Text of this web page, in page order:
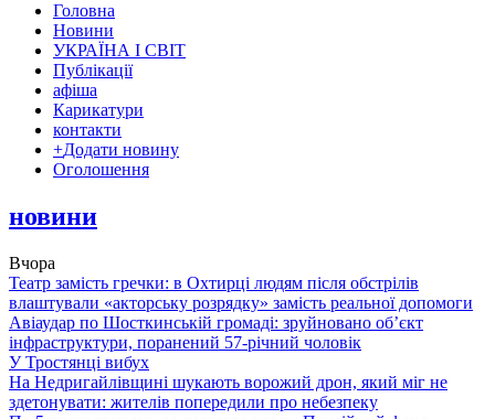
Головна
Новини
УКРАЇНА І СВІТ
Публікації
афіша
Карикатури
контакти
+Додати новину
Оголошення
новини
Вчора
Театр замість гречки: в Охтирці людям після обстрілів
влаштували «акторську розрядку» замість реальної допомоги
Авіаудар по Шосткинській громаді: зруйновано об’єкт
інфраструктури, поранений 57-річний чоловік
У Тростянці вибух
На Недригайлівщині шукають ворожий дрон, який міг не
здетонувати: жителів попередили про небезпеку